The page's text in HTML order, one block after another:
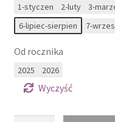
Sklep
Wishlist
1-styczen 2-luty 3-
6-lipiec-sierpien
7-
Od rocznika
2025 2026
Wyczyść